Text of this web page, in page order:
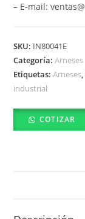
– E-mail:
SKU: IN80041E
Categoría:Arneses
Etiquetas:Arneses,
industrial
COTIZAR